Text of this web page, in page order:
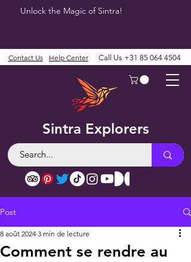
Unlock the Magic of Sintra!
Sintra Explorers
Contact Us Help Center Call Us +31 85 064 4504
Post
Comment se rendre au
8 août 2024 3 min de lecture